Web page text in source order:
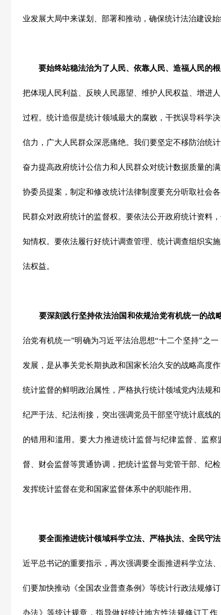
业发展大局中来谋划、部署和推动，确保统计法治建设
要始终站稳法治为了人民、依靠人民、造福人民的根
把体现人民利益、反映人民愿望、维护人民权益、增进
过程。统计造假是统计领域最大的腐败，干扰误导科学
信力，广大人民群众深恶痛绝。我们要坚定不移防治统
奋力提高政府统计公信力和人民群众对统计数据质量的
协委员提案，制定和修改统计法律制度要充分听取社会
民群众对政府统计的监督权。要依法公开政府统计资料
知情权。要依法履行好统计调查管理、统计调查组织实
法权益。
要深刻践行坚持依法治国和依规治党有机统一的战
治党有机统一”明确为习近平法治思想“十二个坚持”之
发展，是从事关党长期执政和国家长治久安的战略高度
统计监督的鲜明政治属性，严格执行统计领域党内法规
纪严于法、纪法衔接，突出强调党员干部坚守统计底线
的错用和滥用。要大力推进统计监督与纪律监督、监
督、财会监督等贯通协调，把统计监督与党管干部、纪
发挥统计监督在党和国家监督体系中的职能作用。
要全面推进统计领域科学立法、严格执法、全民守
近平总书记的重要指示，再次强调要全面推进科学立法
们要加快推动《全国农业普查条例》等统计行政法规修
办法》等统计规章，指导做好统计地方性法规修订工